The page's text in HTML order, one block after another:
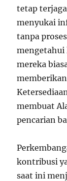
tetap
menyukai
tanpa
mengetahui
mereka
membuat
pencarian
kontribusi
saat ini